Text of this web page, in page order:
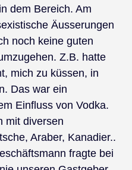
dem Bereich. Am
Äusserungen
noch keine guten
Z.B. hatte
mich zu küssen, in
Das war ein
Einfluss von Vodka.
mit diversen
Araber, Kanadier..
fragte bei